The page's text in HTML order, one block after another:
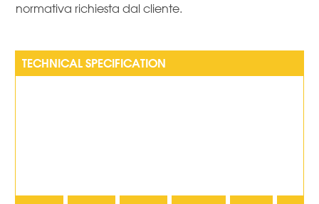
normativa richiesta dal cliente.
TECHNICAL SPECIFICATION